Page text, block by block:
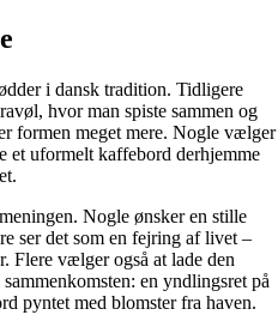
i dansk tradition. Tidligere
hvor man spiste sammen og
formen meget mere. Nogle vælger
et uformelt kaffebord derhjemme
Nogle ønsker en stille
ser det som en fejring af livet –
Flere vælger også at lade den
en yndlingsret på
pyntet med blomster fra haven.